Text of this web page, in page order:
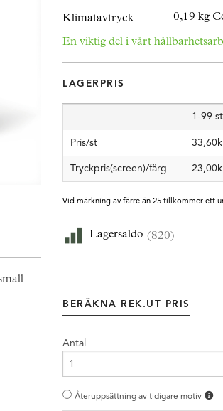
Klimatavtryck
0,19 kg
En viktig del i vårt
LAGERPRIS
1-99 st
Pris/st
Tryckpris(screen)/färg
Vid märkning av färre än 25 tillkommer ett
Lagersaldo (820)
BERÄKNA REK.UT PRIS
Antal
Återuppsättning av tidigare motiv